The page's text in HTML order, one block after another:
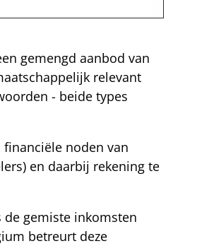
gemengd aanbod van
relevant
- beide types
noden van
en daarbij rekening te
gemiste inkomsten
betreurt deze